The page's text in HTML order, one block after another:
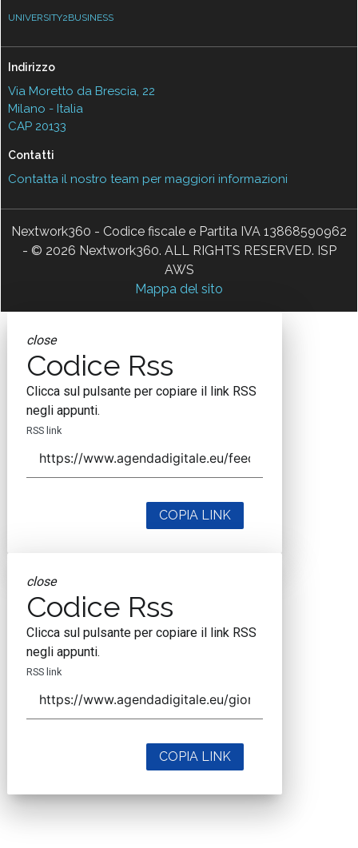
UNIVERSITY2BUSINESS
Indirizzo
Via Moretto da Brescia, 22
Milano - Italia
CAP 20133
Contatti
Contatta il nostro team per maggiori informazioni
Nextwork360 - Codice fiscale e Partita IVA 13868590962
- © 2026 Nextwork360. ALL RIGHTS RESERVED. ISP
AWS
Mappa del sito
close
Codice Rss
Clicca sul pulsante per copiare il link RSS
negli appunti.
RSS link
COPIA LINK
close
Codice Rss
Clicca sul pulsante per copiare il link RSS
negli appunti.
RSS link
COPIA LINK